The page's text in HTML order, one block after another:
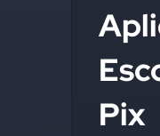
Pix